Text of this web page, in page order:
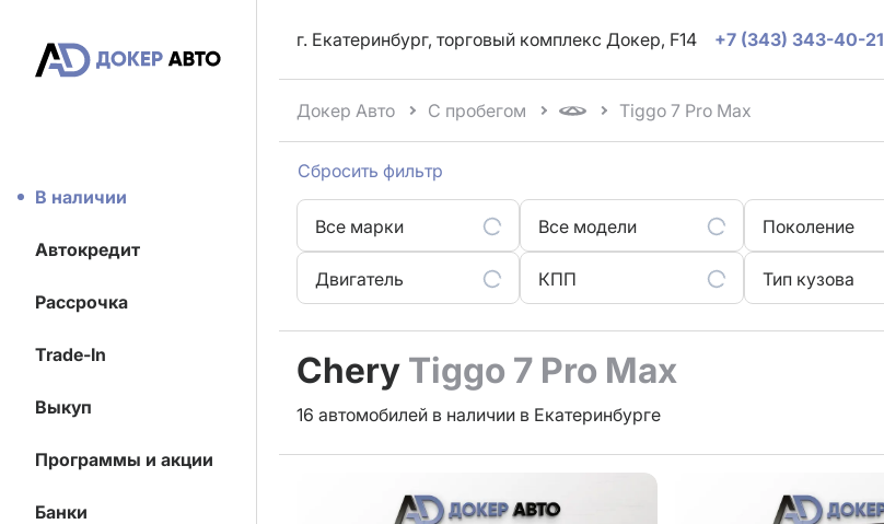
В наличии
Автокредит
Рассрочка
Trade-In
Выкуп
Программы и акции
Банки
г. Екатеринбург, торговый комплекс Докер, F14 +7 (343) 343-40-21
Докер Авто С пробегом Tiggo 7 Pro Max
Сбросить фильтр
Все марки Все модели Поколение
Двигатель КПП Тип кузова
Chery Tiggo 7 Pro Max
16 автомобилей в наличии в Екатеринбурге